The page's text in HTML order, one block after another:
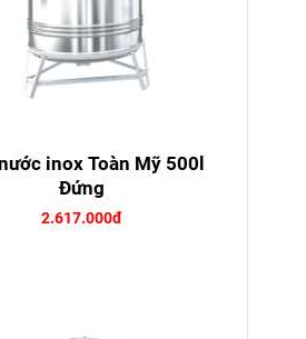
inox Toàn Mỹ 500l
Đứng
2.617.000đ